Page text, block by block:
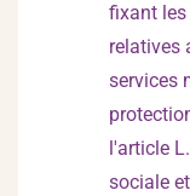
fixant
relatives
services
l'article
sociale